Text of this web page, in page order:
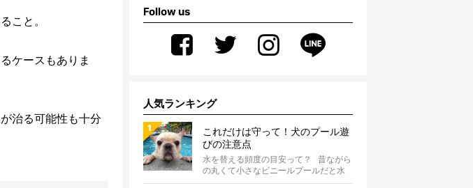
こと。
ケースもありま
治る可能性も十分
Follow us
人気ランキング
これだけは守って！犬のプール遊
びの注意点
水を替える頻度の目安って？ 昔ながら
の丸くて小さなビニールプールだと水
替えもさほど手間ではないけ...